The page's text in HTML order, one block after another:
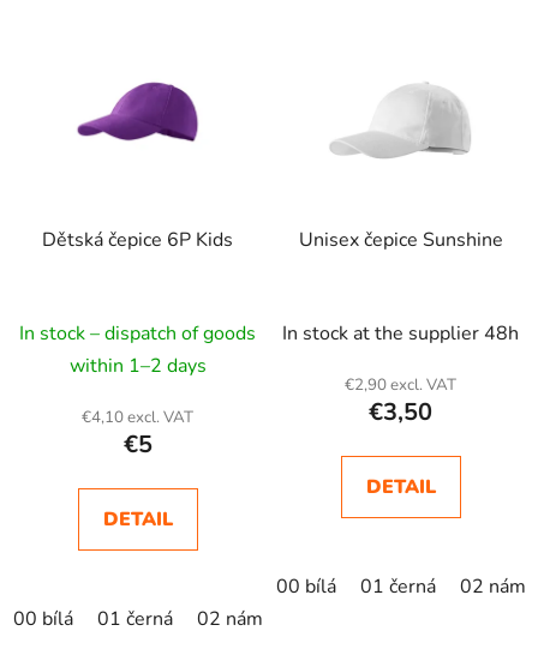
u
Dětská čepice 6P Kids
In stock – dispatch of goods
within 1–2 days
€4,10 excl. VAT
€5
DETAIL
00 bílá 01 černá 02 námořní modrá
Unisex čepice Sunshine
In stock at the supplier 48h
€2,90 excl. VAT
€3,50
DETAIL
00 bílá 01 černá 02